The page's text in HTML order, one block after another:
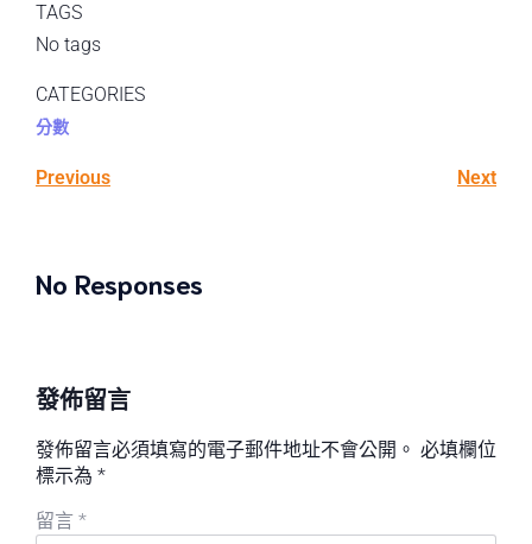
TAGS
No tags
CATEGORIES
分數
Previous Next
No Responses
發佈留言
發佈留言必須填寫的電子郵件地址不會公開。 必填欄位
標示為 *
留言 *